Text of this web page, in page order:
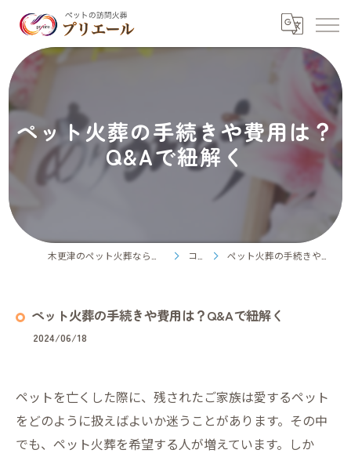
ペット火葬の手続きや費用は？
Q&Aで紐解く
コラム ペット火葬の手続きや費用は？Q&Aで紐解く
ペット火葬の手続きや費用は？Q&Aで紐解く
2024/06/18
ペットを亡くした際に、残されたご家族は愛するペット
をどのように扱えばよいか迷うことがあります。その中
でも、ペット火葬を希望する人が増えています。しか